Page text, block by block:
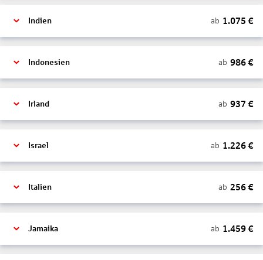
Indien ab 1.075 €
Indonesien ab 986€
Irland ab 937 €
Israel ab 1.226€
Italien ab 256€
Jamaika ab 1.459€